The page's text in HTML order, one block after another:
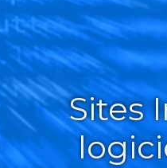
Sites